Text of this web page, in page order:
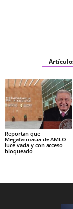
Reportan que
Megafarmacia de AMLO
luce vacía y con acceso
bloqueado